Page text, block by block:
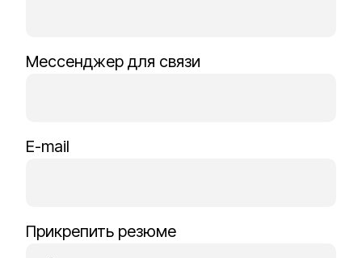
Мессенджер для связи
E-mail
Прикрепить резюме